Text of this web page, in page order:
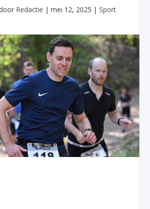
Redactie | mei 12, 2025 | Sport